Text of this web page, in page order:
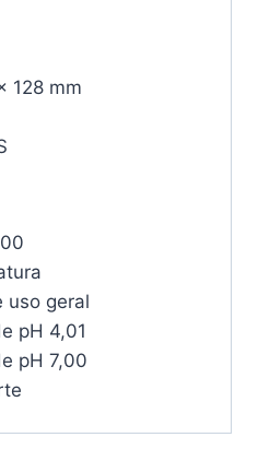
128 mm
uso geral
pH 4,01
pH 7,00